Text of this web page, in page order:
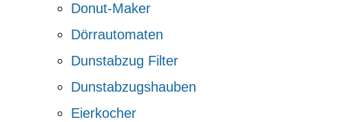
Donut-Maker
Dörrautomaten
Dunstabzug Filter
Dunstabzugshauben
Eierkocher